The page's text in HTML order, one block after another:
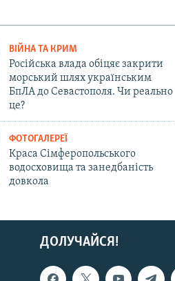
ВІЙНА ТА КРИМ
Російська влада обіцяє закрити
морський шлях українським
БпЛА до Севастополя. Чи реально
це?
ФОТОГАЛЕРЕЇ
Краса Сімферопольського
водосховища та занедбаність
довкола
ДОЛУЧАЙСЯ!